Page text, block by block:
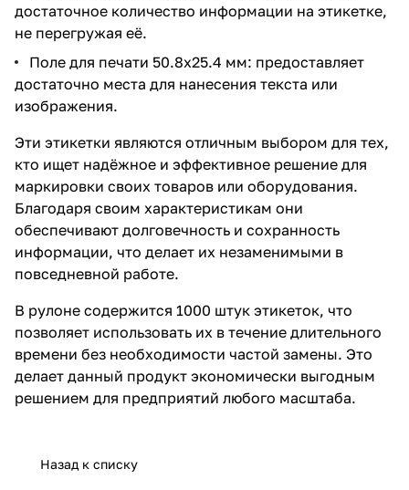
достаточное количество информации на этикетке,
не перегружая её.
Поле для печати 50.8х25.4 мм: предоставляет
достаточно места для нанесения текста или
изображения.
Эти этикетки являются отличным выбором для тех,
кто ищет надёжное и эффективное решение для
маркировки своих товаров или оборудования.
Благодаря своим характеристикам они
обеспечивают долговечность и сохранность
информации, что делает их незаменимыми в
повседневной работе.
В рулоне содержится 1000 штук этикеток, что
позволяет использовать их в течение длительного
времени без необходимости частой замены. Это
делает данный продукт экономически выгодным
решением для предприятий любого масштаба.
Назад к списку